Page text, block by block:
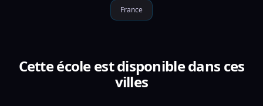
France
Cette école est disponible dans ces
villes